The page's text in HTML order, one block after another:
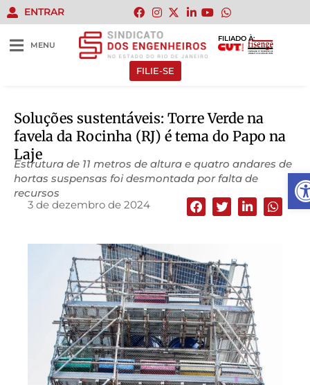
ENTRAR
MENU
FILIADO À:
FILIE-SE
Soluções sustentáveis: Torre Verde na
favela da Rocinha (RJ) é tema do Papo na
Laje
Estrutura de 11 metros de altura e quatro andares de
hortas suspensas foi desmontada por falta de
recursos
3 de dezembro de 2024